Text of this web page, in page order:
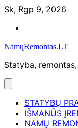
Skip
content
Sk, Rgp 9, 2026
NamųRemontas.LT
Statyba,
STATYBŲ
IŠMANŪS
NAMŲ